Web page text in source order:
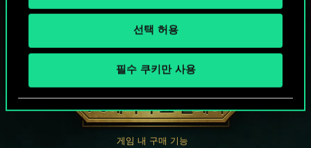
선택 허용
필수 쿠키만 사용
궨트 한 판 어떠신가요?
PC에서 무료 플레이
게임 내 구매 기능